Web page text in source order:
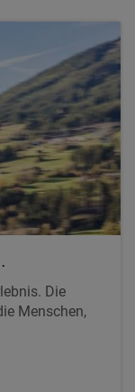
Die
Menschen,